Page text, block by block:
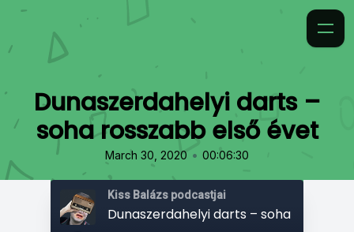
Dunaszerdahelyi darts –
soha rosszabb első évet
March 30, 2020 • 00:06:30
Kiss Balázs podcastjai